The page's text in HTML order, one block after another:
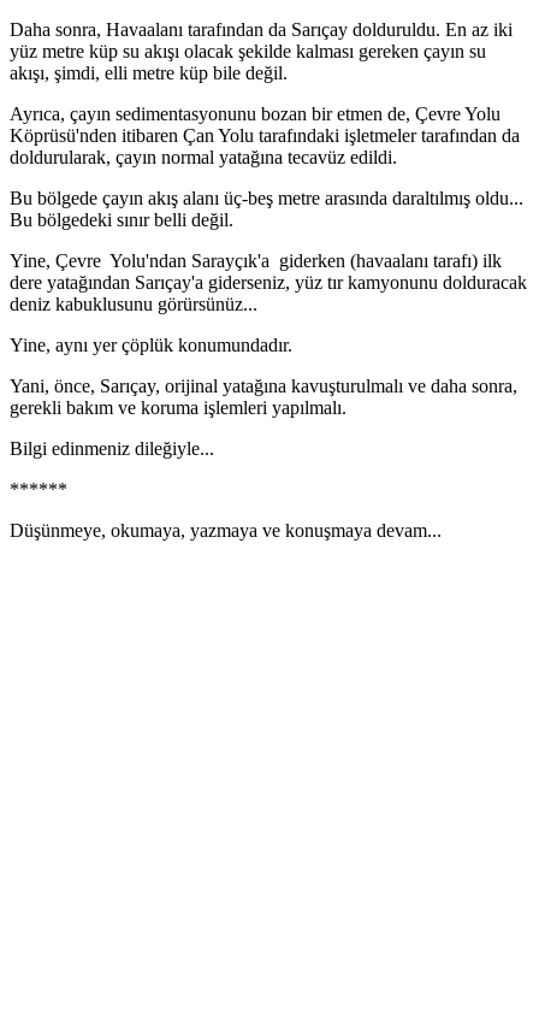
Daha sonra, Havaalanı tarafından da Sarıçay dolduruldu. En az iki
yüz metre küp su akışı olacak şekilde kalması gereken çayın su
akışı, şimdi, elli metre küp bile değil.
Ayrıca, çayın sedimentasyonunu bozan bir etmen de, Çevre Yolu
Köprüsü'nden itibaren Çan Yolu tarafındaki işletmeler tarafından da
doldurularak, çayın normal yatağına tecavüz edildi.
Bu bölgede çayın akış alanı üç-beş metre arasında daraltılmış oldu...
Bu bölgedeki sınır belli değil.
Yine, Çevre Yolu'ndan Sarayçık'a giderken (havaalanı tarafı) ilk
dere yatağından Sarıçay'a giderseniz, yüz tır kamyonunu dolduracak
deniz kabuklusunu görürsünüz...
Yine, aynı yer çöplük konumundadır.
Yani, önce, Sarıçay, orijinal yatağına kavuşturulmalı ve daha sonra,
gerekli bakım ve koruma işlemleri yapılmalı.
Bilgi edinmeniz dileğiyle...
******
Düşünmeye, okumaya, yazmaya ve konuşmaya devam...